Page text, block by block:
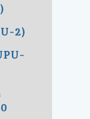
2)